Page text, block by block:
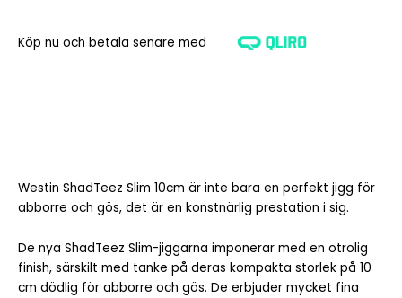
Köp nu och betala senare med
Westin ShadTeez Slim 10cm är inte bara en perfekt jigg för
abborre och gös, det är en konstnärlig prestation i sig.
De nya ShadTeez Slim-jiggarna imponerar med en otrolig
finish, särskilt med tanke på deras kompakta storlek på 10
cm dödlig för abborre och gös. De erbjuder mycket fina